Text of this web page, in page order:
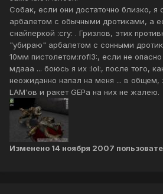
Собак, если они достаточно близко, я
арбалетом с обычными дротиками, а
снайперкой :cry: . Гризлов, этих
"убираю" арбалетом с сонными
10мм пистолетом:rofl3:, если не
мдааа ... боюсь я их :lol:, после того,
неожиданно напал на меня ... в общем,
LAM'ов и ракет GEPа на них не жалею.
Изменено 14 ноября 2007